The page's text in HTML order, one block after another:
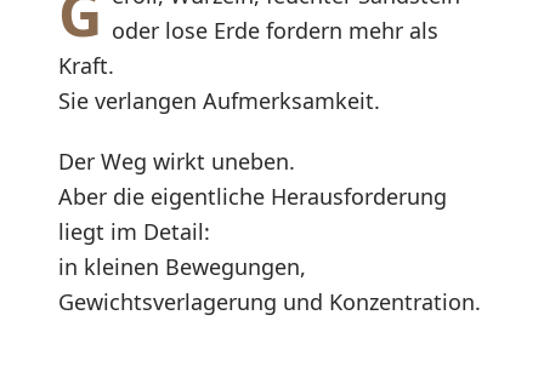
oder lose Erde fordern mehr als
Kraft.
Sie verlangen Aufmerksamkeit.
Der Weg wirkt uneben.
Aber die eigentliche Herausforderung
liegt im Detail:
in kleinen Bewegungen,
Gewichtsverlagerung und Konzentration.